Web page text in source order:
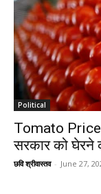
Political
Tomato
सरकार को घेरने
छवि श्रीवास्तव - June 27,